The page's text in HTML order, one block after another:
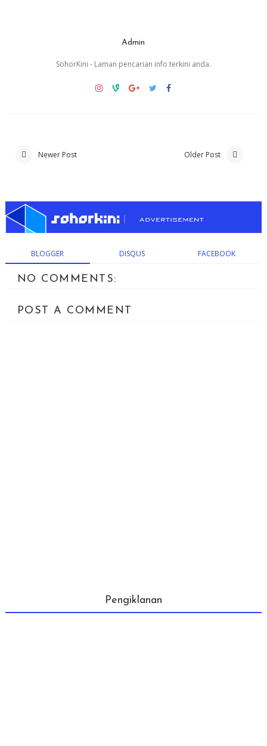
Admin
SohorKini - Laman pencarian info terkini anda.
Newer Post Older Post
BLOGGER DISQUS FACEBOOK
NO COMMENTS:
POST A COMMENT
Pengiklanan